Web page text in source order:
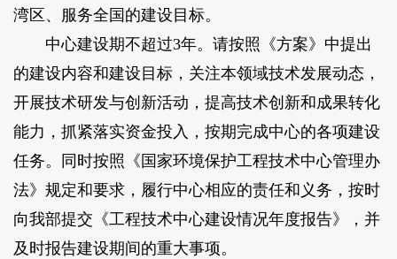
湾区、服务全国的建设目标。
中心建设期不超过3年。请按照《方案》中提出
的建设内容和建设目标，关注本领域技术发展动态，
开展技术研发与创新活动，提高技术创新和成果转化
能力，抓紧落实资金投入，按期完成中心的各项建设
任务。同时按照《国家环境保护工程技术中心管理办
法》规定和要求，履行中心相应的责任和义务，按时
向我部提交《工程技术中心建设情况年度报告》，并
及时报告建设期间的重大事项。